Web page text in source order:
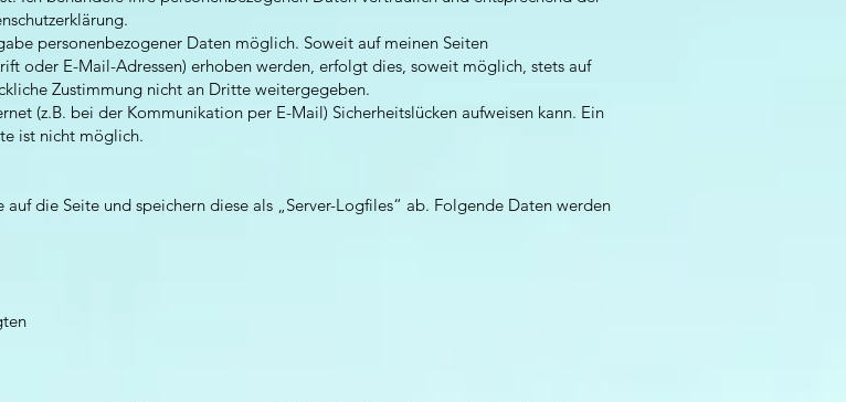
personenbezogener Daten möglich. Soweit auf meinen Seiten
oder E-Mail-Adressen) erhoben werden, erfolgt dies, soweit möglich, stets auf
Zustimmung nicht an Dritte weitergegeben.
(z.B. bei der Kommunikation per E-Mail) Sicherheitslücken aufweisen kann. Ein
ist nicht möglich.
die Seite und speichern diese als „Server-Logfiles“ ab. Folgende Daten werden